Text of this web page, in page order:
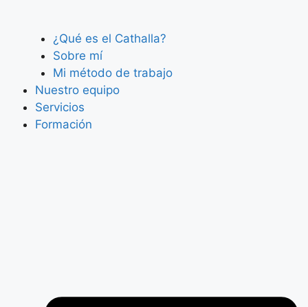
¿Qué es el Cathalla?
Sobre mí
Mi método de trabajo
Nuestro equipo
Servicios
Formación